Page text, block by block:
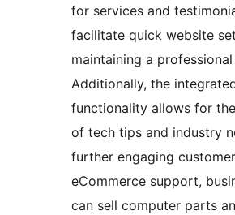
for services and
facilitate quick website
maintaining a
Additionally, the
functionality allows for
of tech tips and industry
further engaging
eCommerce support,
can sell computer parts